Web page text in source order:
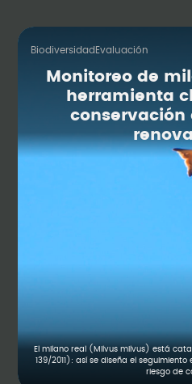
Biodiversidad Evaluación
Monitoreo de
herramienta
conservación
El milano real (Milvus milvus) está
139/2011): así se diseña el
riesgo de